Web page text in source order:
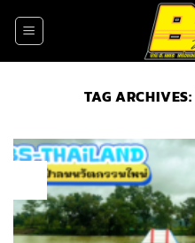
TAG ARCHIVES: